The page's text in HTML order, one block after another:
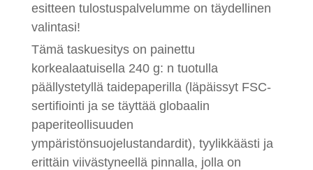
esitteen tulostuspalvelumme on täydellinen
valintasi!
Tämä taskuesitys on painettu
korkealaatuisella 240 g: n tuotulla
päällystetyllä taidepaperilla (läpäissyt FSC-
sertifiointi ja se täyttää globaalin
paperiteollisuuden
ympäristönsuojelustandardit), tyylikkäästi ja
erittäin viivästyneellä pinnalla, jolla on